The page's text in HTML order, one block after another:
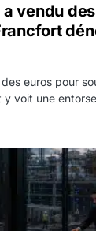
vendu
euros pour
y voit une
transfert de